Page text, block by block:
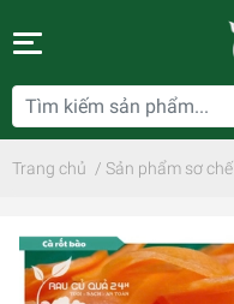
Trang chủ / Sản phẩm sơ chế